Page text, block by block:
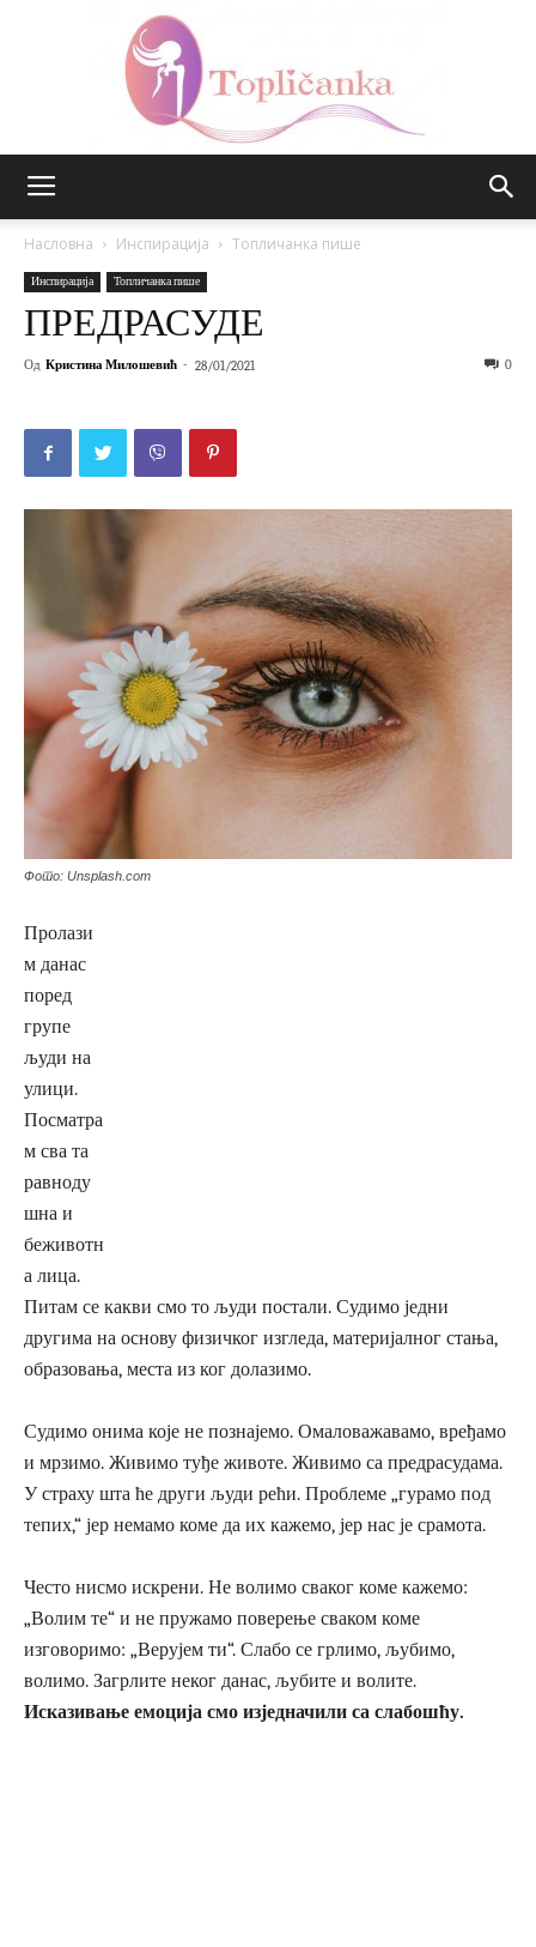
Насловна Инспирација Топличанка пише
Инспирација Топличанка пише
ПРЕДРАСУДЕ
Од Кристина Милошевић - 28/01/2021 0
Фото: Unsplash.com
Пролази
м данас
поред
групе
људи на
улици.
Посматра
м сва та
равноду
шна и
беживотн
а лица.
Питам се какви смо то људи постали. Судимо једни
другима на основу физичког изгледа, материјалног стања,
образовања, места из ког долазимо.
Судимо онима које не познајемо. Омаловажавамо, вређамо
и мрзимо. Живимо туђе животе. Живимо са предрасудама.
У страху шта ће други људи рећи. Проблеме „гурамо под
тепих,“ јер немамо коме да их кажемо, јер нас је срамота.
Често нисмо искрени. Не волимо сваког коме кажемо:
„Волим те“ и не пружамо поверење сваком коме
изговоримо: „Верујем ти“. Слабо се грлимо, љубимо,
волимо. Загрлите неког данас, љубите и волите.
Исказивање емоција смо изједначили са слабошћу.